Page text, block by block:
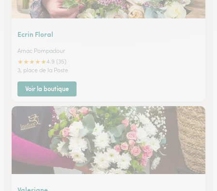
Ecrin Floral
Arnac Pompadour
★★★★★4.9 (35)
3, place de la Poste
Voir la boutique